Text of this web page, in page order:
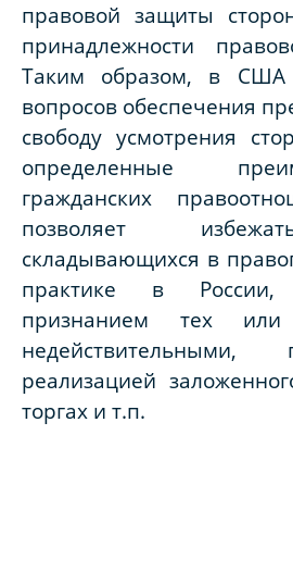
правовой защиты
принадлежности
Таким образом, в США
вопросов обеспечения
свободу усмотрения
определенные
гражданских
позволяет
складывающихся в
практике в
признанием тех
реализацией
торгах и т.п.